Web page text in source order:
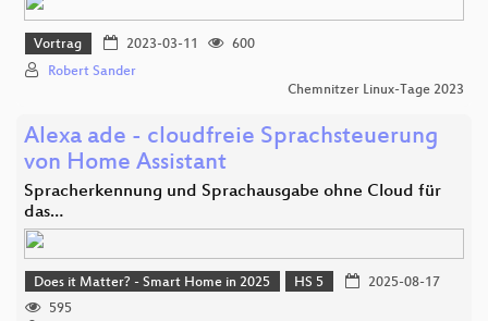
Vortrag 2023-03-11
600
Robert Sander
Chemnitzer Linux-Tage 2023
Alexa ade - cloudfreie Sprachsteuerung
von Home Assistant
Spracherkennung und Sprachausgabe ohne Cloud für
das…
Does it Matter? - Smart Home in 2025 HS 5
2025-08-17
595